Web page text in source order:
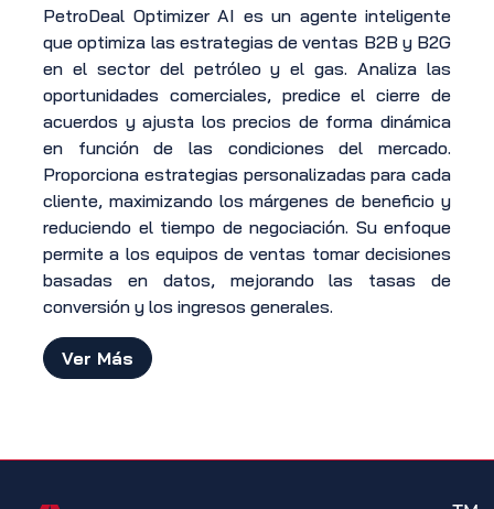
PetroDeal Optimizer AI es un agente inteligente
que optimiza las estrategias de ventas B2B y B2G
en el sector del petróleo y el gas. Analiza las
oportunidades comerciales, predice el cierre de
acuerdos y ajusta los precios de forma dinámica
en función de las condiciones del mercado.
Proporciona estrategias personalizadas para cada
cliente, maximizando los márgenes de beneficio y
reduciendo el tiempo de negociación. Su enfoque
permite a los equipos de ventas tomar decisiones
basadas en datos, mejorando las tasas de
conversión y los ingresos generales.
Ver Más